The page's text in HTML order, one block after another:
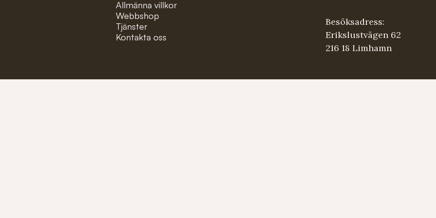
Allmänna villkor
Webbshop
Tjänster
Kontakta oss
Besöksadress:
Erikslustvägen 62
216 18 Limhamn